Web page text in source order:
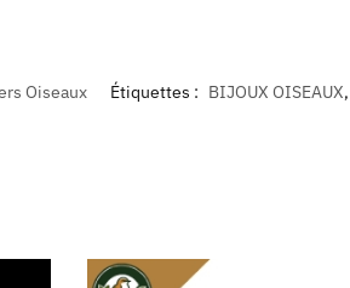
Oiseaux Étiquettes : BIJOUX OISEAUX,